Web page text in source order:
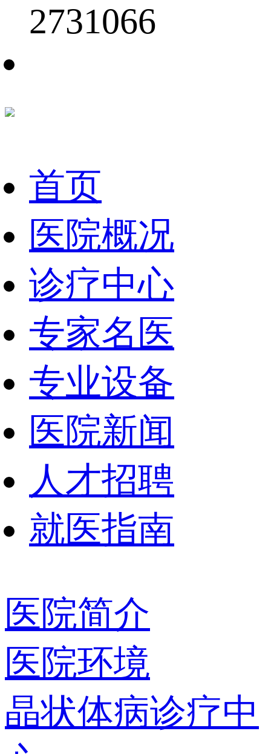
2731066
首页
医院概况
诊疗中心
专家名医
专业设备
医院新闻
人才招聘
就医指南
医院简介
医院环境
晶状体病诊疗中